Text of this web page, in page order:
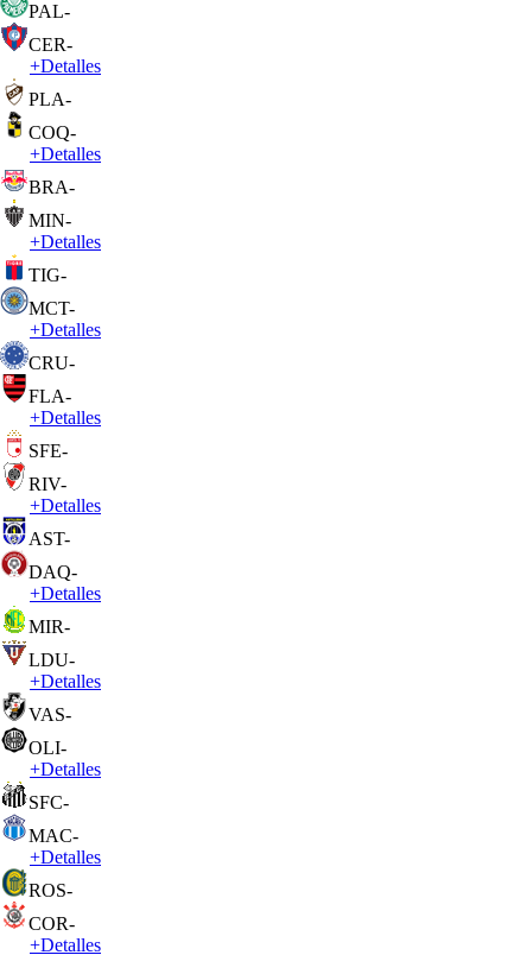
PAL-
CER-
+Detalles
PLA-
COQ-
+Detalles
BRA-
MIN-
+Detalles
TIG-
MCT-
+Detalles
CRU-
FLA-
+Detalles
SFE-
RIV-
+Detalles
AST-
DAQ-
+Detalles
MIR-
LDU-
+Detalles
VAS-
OLI-
+Detalles
SFC-
MAC-
+Detalles
ROS-
COR-
+Detalles